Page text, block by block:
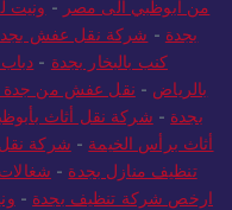
من ابوظبي الى مصر - ونيت
بجدة - شركة نقل عفش
كنب بالبخار بجدة -
بالرياض - نقل عفش من جدة
بجدة - شركة نقل أثاث
أثاث برأس الخيمة - شركة نقل
تنظيف منازل بجدة -
ارخص شركة تنظيف بجدة -